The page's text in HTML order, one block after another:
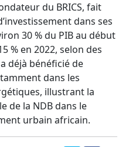
du BRICS, fait
dans ses
30 % du PIB au début
% en 2022, selon des
déjà bénéficié de
dans les
illustrant la
de la NDB dans le
urbain africain.